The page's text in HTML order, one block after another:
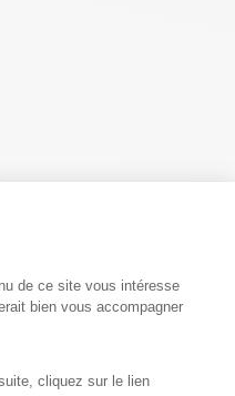
de ce site vous intéresse
bien vous accompagner
cliquez sur le lien